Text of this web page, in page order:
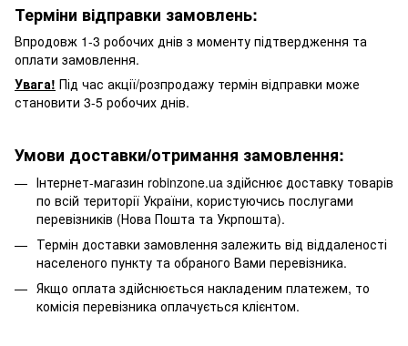
Терміни відправки замовлень:
Впродовж 1-3 робочих днів з моменту підтвердження та
оплати замовлення.
Увага! Під час акції/розпродажу термін відправки може
становити 3-5 робочих днів.
Умови доставки/отримання замовлення:
Інтернет-магазин robinzone.ua здійснює доставку товарів
по всій території України, користуючись послугами
перевізників (Нова Пошта та Укрпошта).
Термін доставки замовлення залежить від віддаленості
населеного пункту та обраного Вами перевізника.
Якщо оплата здійснюється накладеним платежем, то
комісія перевізника оплачується клієнтом.